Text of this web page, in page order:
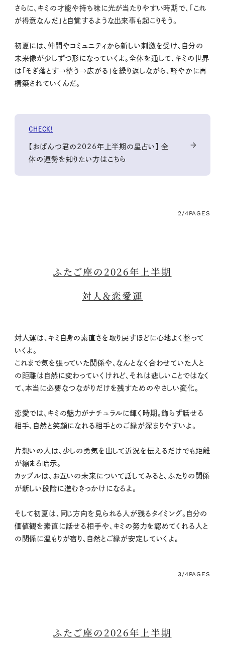
さらに、キミの才能や持ち味に光が当たりやすい時期で、「これ
が得意なんだ」と自覚するような出来事も起こりそう。
初夏には、仲間やコミュニティから新しい刺激を受け、自分の
未来像が少しずつ形になっていくよ。全体を通して、キミの世界
は「そぎ落とす→整う→広がる」を繰り返しながら、軽やかに再
構築されていくんだ。
CHECK!
【おぱんつ君の2026年上半期の星占い】 全
体の運勢を知りたい方はこちら
2/4PAGES
ふたご座の2026年上半期
対人＆恋愛運
対人運は、キミ自身の素直さを取り戻すほどに心地よく整って
いくよ。
これまで気を張っていた関係や、なんとなく合わせていた人と
の距離は自然に変わっていくけれど、それは悲しいことではなく
て、本当に必要なつながりだけを残すためのやさしい変化。
恋愛では、キミの魅力がナチュラルに輝く時期。飾らず話せる
相手、自然と笑顔になれる相手とのご縁が深まりやすいよ。
片想いの人は、少しの勇気を出して近況を伝えるだけでも距離
が縮まる暗示。
カップルは、お互いの未来について話してみると、ふたりの関係
が新しい段階に進むきっかけになるよ。
そして初夏は、同じ方向を見られる人が残るタイミング。自分の
価値観を素直に話せる相手や、キミの努力を認めてくれる人と
の関係に温もりが宿り、自然とご縁が安定していくよ。
3/4PAGES
ふたご座の2026年上半期